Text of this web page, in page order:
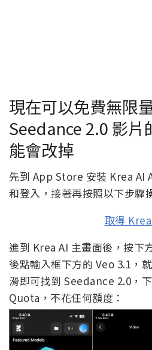
現在可以免費無限
Seedance 2.0 影片
能會改掉
先到 App Store 安裝 Krea AI
和登入，接著再按照以下步驟
取得
進到 Krea AI 主畫面後，按下
後點輸入框下方的 Veo 3.1，
滑即可找到 Seedance 2.0，
Quota，不花任何額度：